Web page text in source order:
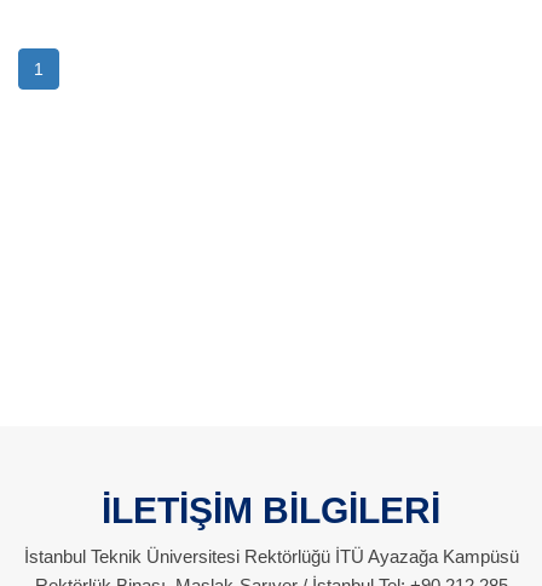
1
İLETİŞİM BİLGİLERİ
İstanbul Teknik Üniversitesi Rektörlüğü İTÜ Ayazağa Kampüsü